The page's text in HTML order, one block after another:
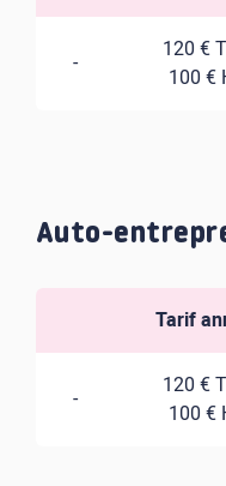
-
120 €
100 €
Auto-
Tarif
-
120 €
100 €